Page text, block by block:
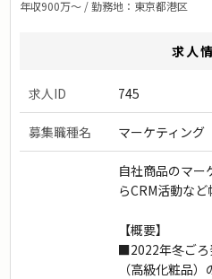
年収900万〜 / 勤務地：東京都港区
求人
求人ID 745
募集職種名 マーケティング
自社商品のマー
らCRM活動など
【概要】
■2022年冬ごろ
（高級化粧品